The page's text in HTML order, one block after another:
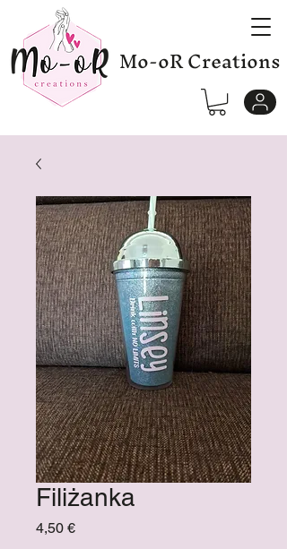
Mo-oR Creations
Filiżanka
4,50 €Cena